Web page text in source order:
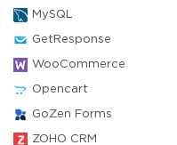
MySQL
GetResponse
WooCommerce
Opencart
GoZen Forms
ZOHO CRM